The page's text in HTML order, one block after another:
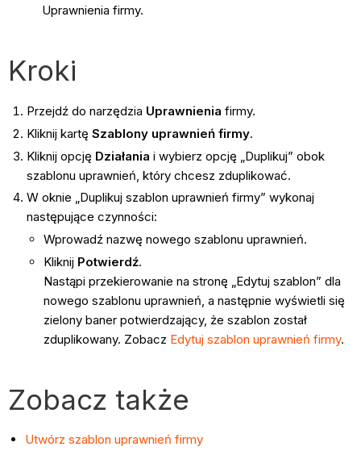
Uprawnienia firmy.
Kroki
Przejdź do narzędzia Uprawnienia firmy.
Kliknij kartę Szablony uprawnień firmy.
Kliknij opcję Działania i wybierz opcję „Duplikuj” obok
szablonu uprawnień, który chcesz zduplikować.
W oknie „Duplikuj szablon uprawnień firmy” wykonaj
następujące czynności:
Wprowadź nazwę nowego szablonu uprawnień.
Kliknij Potwierdź.
Nastąpi przekierowanie na stronę „Edytuj szablon” dla
nowego szablonu uprawnień, a następnie wyświetli się
zielony baner potwierdzający, że szablon został
zduplikowany. Zobacz Edytuj szablon uprawnień firmy.
Zobacz także
Utwórz szablon uprawnień firmy